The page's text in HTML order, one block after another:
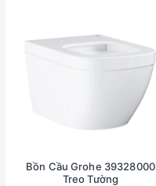
Bồn Cầu Grohe 39328000
Treo Tường